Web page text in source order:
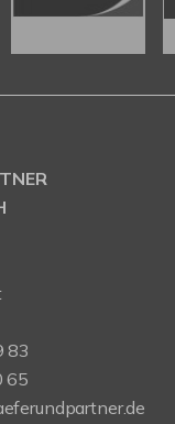
83
65